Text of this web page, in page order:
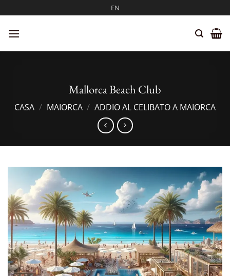
ai
contenuti
EN
Mallorca Beach Club
CASA / MAIORCA / ADDIO AL CELIBATO A MAIORCA